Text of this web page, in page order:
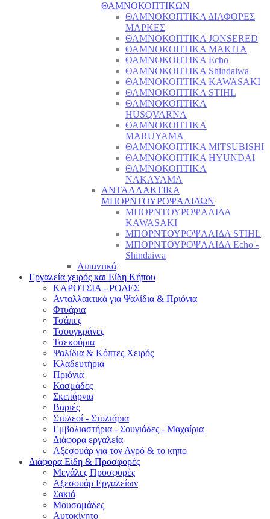
ΘΑΜΝΟΚΟΠΤΙΚΩΝ
ΘΑΜΝΟΚΟΠΤΙΚΑ ΔΙΑΦΟΡΕΣ
ΜΑΡΚΕΣ
ΘΑΜΝΟΚΟΠΤΙΚΑ JONSERED
ΘΑΜΝΟΚΟΠΤΙΚΑ MAKITA
ΘΑΜΝΟΚΟΠΤΙΚΑ Echo
ΘΑΜΝΟΚΟΠΤΙΚΑ Shindaiwa
ΘΑΜΝΟΚΟΠΤΙΚΑ KAWASAKI
ΘΑΜΝΟΚΟΠΤΙΚΑ STIHL
ΘΑΜΝΟΚΟΠΤΙΚΑ
HUSQVARNA
ΘΑΜΝΟΚΟΠΤΙΚΑ
MARUYAMA
ΘΑΜΝΟΚΟΠΤΙΚΑ MITSUBISHI
ΘΑΜΝΟΚΟΠΤΙΚΑ HYUNDAI
ΘΑΜΝΟΚΟΠΤΙΚΑ
NAKAYAMA
ΑΝΤΑΛΛΑΚΤΙΚΑ
ΜΠΟΡΝΤΟΥΡΟΨΑΛΙΔΩΝ
ΜΠΟΡΝΤΟΥΡΟΨΑΛΙΔΑ
KAWASAKI
ΜΠΟΡΝΤΟΥΡΟΨΑΛΙΔΑ STIHL
ΜΠΟΡΝΤΟΥΡΟΨΑΛΙΔΑ Echo -
Shindaiwa
Λιπαντικά
Εργαλεία χειρός και Είδη Κήπου
ΚΑΡΟΤΣΙΑ - ΡΟΔΕΣ
Ανταλλακτικά για Ψαλίδια & Πριόνια
Φτυάρια
Τσάπες
Τσουγκράνες
Τσεκούρια
Ψαλίδια & Κόπτες Χειρός
Κλαδευτήρια
Πριόνια
Κασμάδες
Σκεπάρνια
Βαριές
Στυλεοί - Στυλιάρια
Εμβολιαστήρια - Σουγιάδες - Μαχαίρια
Διάφορα εργαλεία
Αξεσουάρ για τον Αγρό & το κήπο
Διάφορα Είδη & Προσφορές
Μεγάλες Προσφορές
Αξεσουάρ Εργαλείων
Σακιά
Μουσαμάδες
Αυτοκίνητο